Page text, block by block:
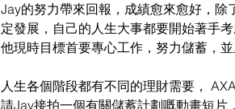
Jay的努力帶來回報，成績愈來愈好，
定發展，自己的人生大事都要開始著手
他現時目標首要專心工作，努力儲蓄，並
人生各個階段都有不同的理財需要，
請Jay接拍一個有關儲蓄計劃嘅動畫短